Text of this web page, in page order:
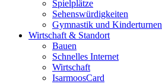
Spielplätze
Sehenswürdigkeiten
Gymnastik und Kinderturnen
Wirtschaft & Standort
Bauen
Schnelles Internet
Wirtschaft
IsarmoosCard